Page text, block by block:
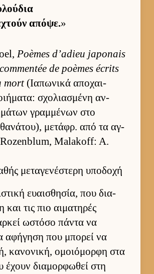
απόψε.»
Poèmes d’adieu japonais
de poèmes écrits
mort(Ια­πωνικά αποχαι­
σχολια­σμένη αν­
γραμ­μένων στο
μετάφρ. από τα αγ­
Rozenblum, Malakoff: A.
μεταγενέστερη υποδοχή
ευαι­σθησία, που δια­
και τις πιο αι­ματηρές
ωστόσο πάντα να
αφήγηση που μπορεί να
κανονική, ομοιόμορφη στα
έχουν δια­μορ­φωθεί στη